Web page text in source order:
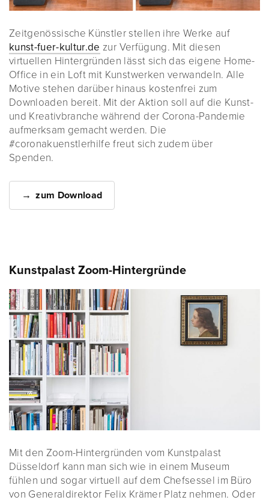
Zeitgenössische Künstler stellen ihre Werke auf
kunst-fuer-kultur.de zur Verfügung. Mit diesen
virtuellen Hintergründen lässt sich das eigene Home-
Office in ein Loft mit Kunstwerken verwandeln. Alle
Motive stehen darüber hinaus kostenfrei zum
Downloaden bereit. Mit der Aktion soll auf die Kunst-
und Kreativbranche während der Corona-Pandemie
aufmerksam gemacht werden. Die
#coronakuenstlerhilfe freut sich zudem über
Spenden.
zum Download
Kunstpalast Zoom-Hintergründe
Mit den Zoom-Hintergründen vom Kunstpalast
Düsseldorf kann man sich wie in einem Museum
fühlen und sogar virtuell auf dem Chefsessel im Büro
von Generaldirektor Felix Krämer Platz nehmen. Oder